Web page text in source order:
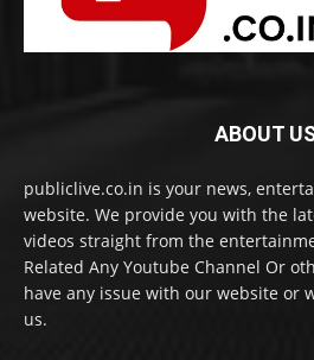
ABOUT
publiclive.co.in is your news,
website. We provide you with the
videos straight from the
Related Any Youtube Channel Or
have any issue with our website or
us.